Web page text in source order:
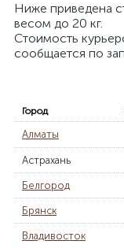
Ниже приведена
весом до 20 кг.
Стоимость
сообщается по
Город
Алматы
Астрахань
Белгород
Брянск
Владивосток